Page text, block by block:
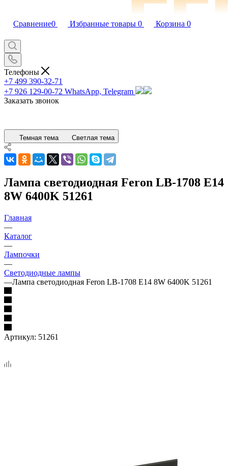
Сравнение0 Избранные товары 0 Корзина 0
Телефоны
+7 499 390-32-71
+7 926 129-00-72 WhatsApp, Telegram
Заказать звонок
Темная тема Светлая тема
Лампа светодиодная Feron LB-1708 E14
8W 6400K 51261
Главная
—
Каталог
—
Лампочки
—
Светодиодные лампы
—Лампа светодиодная Feron LB-1708 E14 8W 6400K 51261
Артикул: 51261